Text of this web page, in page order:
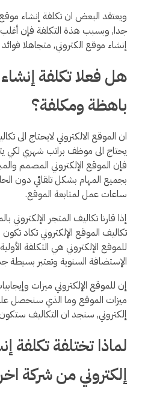
ويعتقد البعض ان تكلفة إنشاء
جدا, وبسبب هذة التكلفة فإن
إنشاء موقع الكتروني, متجاهلا
هل فعلا تكلفة
باهظة ومكلفة؟
ان الموقع الالكتروني لايحتاج الى
يحتاج الى موظف براتب شهري لكي
فإن الموقع الإلكتروني المصمم
بجميع المهام بشكل تلقائي دون
ساعات عمل لمتابعة الموقع.
إذا قارنا تكاليف المتجر الإلكتروني
تكاليف الموقع الإلكتروني تكاد
للموقع الإلكتروني هي التكلفة
الإستضافة السنوية وتعتبر بسيطة
إن للموقع الإلكتروني ميزات
ميزات الموقع وما الذي سنحصل
إلكتروني, سنجد ان التكاليف
لماذا تختلفة تكلفة
إلكتروني من شركة